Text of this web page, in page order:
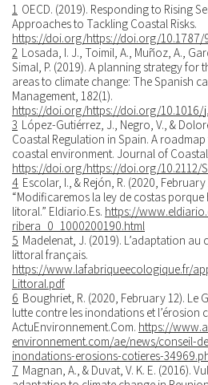
1 OECD. (2019). Responding to Rising
Approaches to Tackling Coastal Risks.
https://doi.org/https://doi.org/10.1787/
2 Losada, I. J., Toimil, A., Muñoz, A.,
Simal, P. (2019). A planning strategy
areas to climate change: The Spanish
Management, 182(1).
https://doi.org/https://doi.org/10.1016/
3 López-Gutiérrez, J., Negro, V., &
Coastal Regulation in Spain. A
coastal environment. Journal of
https://doi.org/https://doi.org/10.2112/
4 Escolar, I., & Rejón, R. (2020,
“Modificaremos la ley de costas
litoral.” Eldiario.Es. https://
ribera_0_1000200190.html
5 Madelenat, J. (2019). L’adaptation
littoral français.
https://www.lafabriqueecologique.fr/
Littoral.pdf
6 Boughriet, R. (2020, February 12). Le
lutte contre les inondations et l’érosion
ActuEnvironnement.Com. https://
environnement.com/ae/news/conseil-
inondations-erosions-cotieres-
7 Magnan, A., & Duvat, V. K. E. (2016).